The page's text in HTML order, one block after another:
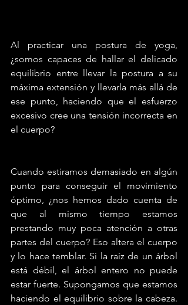
Al practicar una postura de yoga,
¿somos capaces de hallar el delicado
equilibrio entre llevar la postura a su
máxima extensión y llevarla más allá de
ese punto, haciendo que el esfuerzo
excesivo cree una tensión incorrecta en
el cuerpo?
Cuando estiramos demasiado en algún
punto para conseguir el movimiento
óptimo, ¿nos hemos dado cuenta de
que al mismo tiempo estamos
prestando muy poca atención a otras
partes del cuerpo? Eso altera el cuerpo
y lo hace temblar. Si la raíz de un árbol
está débil, el árbol entero no puede
estar fuerte. Supongamos que estamos
haciendo el equilibrio sobre la cabeza.